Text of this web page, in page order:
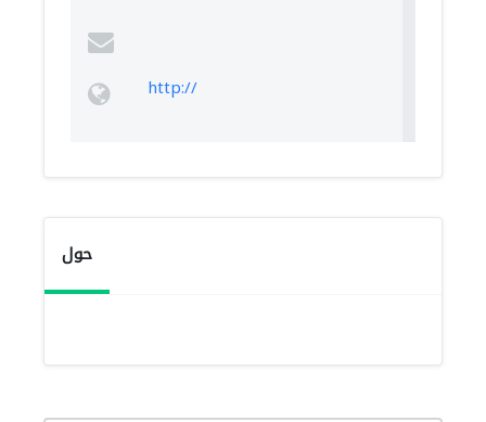
http://
حول